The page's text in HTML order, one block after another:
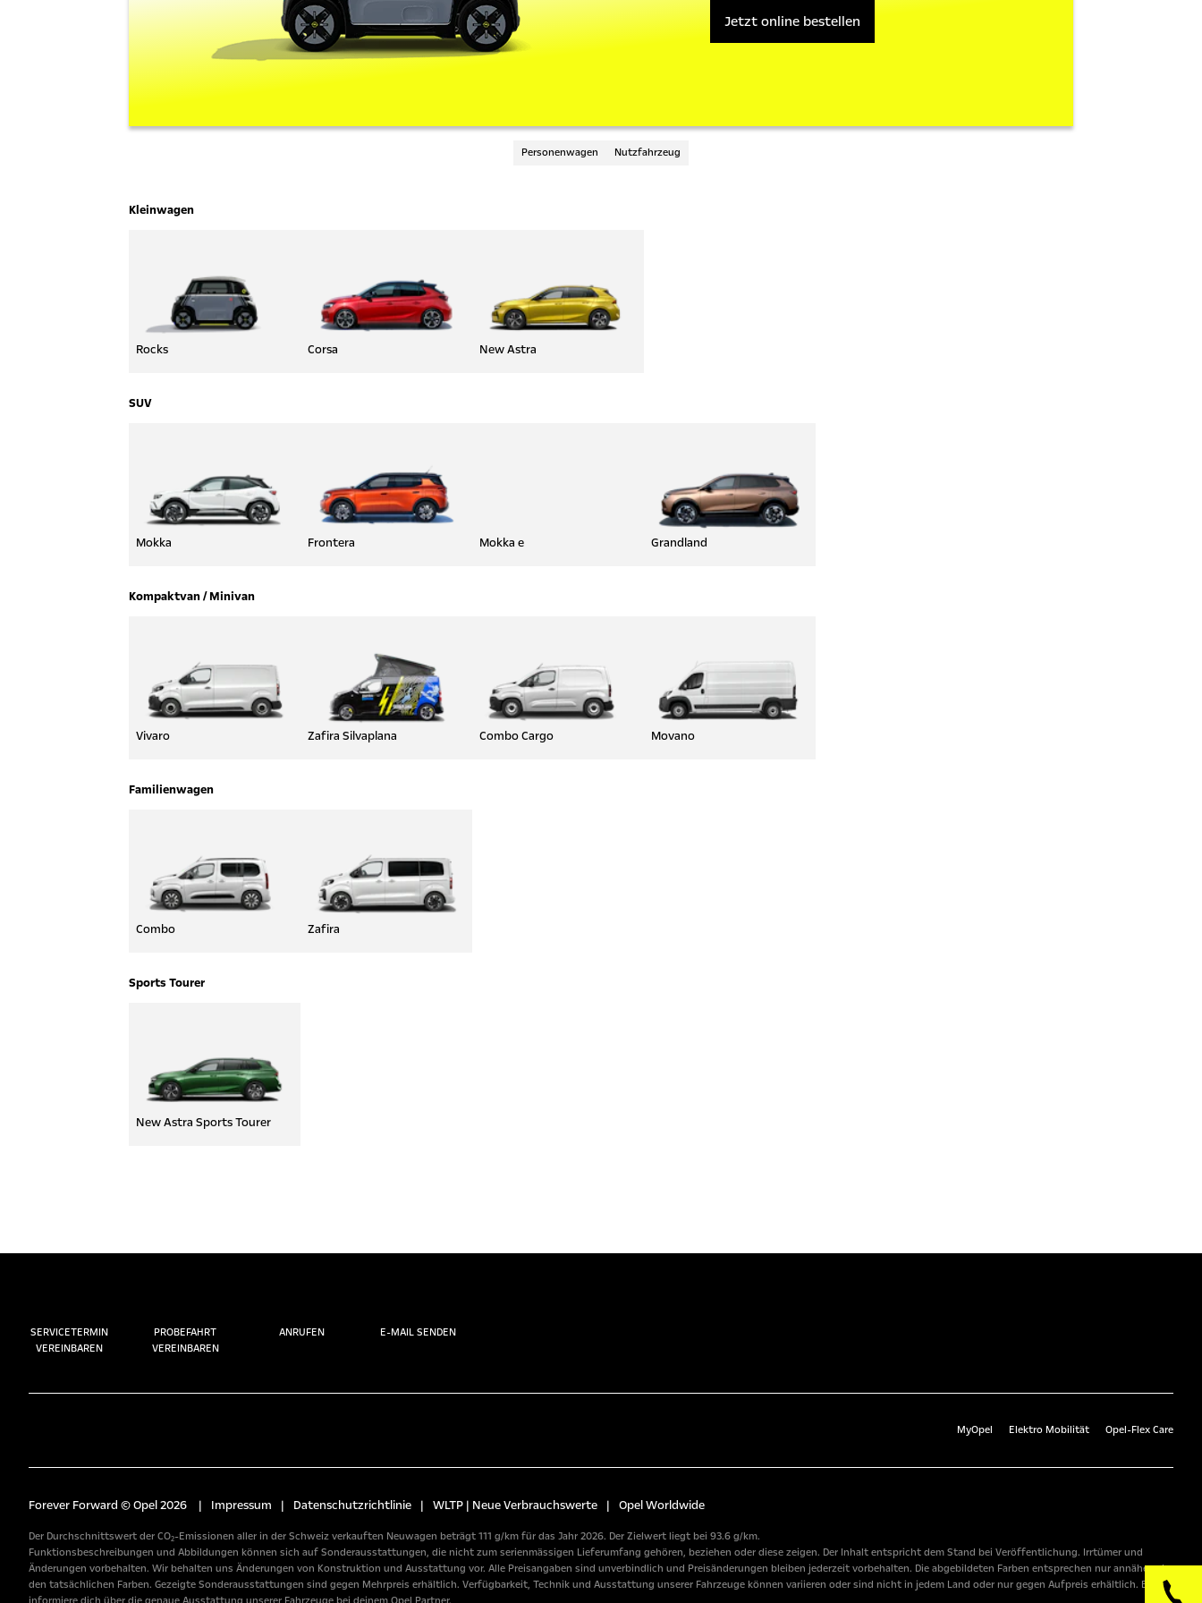
Jetzt online bestellen
Personenwagen Nutzfahrzeug
Kleinwagen
Rocks Corsa New Astra
SUV
Mokka Frontera Mokka e Grandland
Kompaktvan / Minivan
Vivaro Zafira Silvaplana Combo Cargo Movano
Familienwagen
Combo Zafira
Sports Tourer
New Astra Sports Tourer
SERVICETERMIN
VEREINBAREN
PROBEFAHRT
VEREINBAREN
ANRUFEN E-MAIL SENDEN
MyOpel Elektro Mobilität Opel-Flex Care
Forever Forward © Opel 2026 | Impressum | Datenschutzrichtlinie | WLTP | Neue Verbrauchswerte | Opel Worldwide
Der Durchschnittswert der CO₂-Emissionen aller in der Schweiz verkauften Neuwagen beträgt 111 g/km für das Jahr 2026. Der Zielwert liegt bei 93.6 g/km.
Funktionsbeschreibungen und Abbildungen können sich auf Sonderausstattungen, die nicht zum serienmässigen Lieferumfang gehören, beziehen oder diese zeigen. Der Inhalt entspricht dem Stand bei Veröffentlichung. Irrtümer und
Änderungen vorbehalten. Wir behalten uns Änderungen von Konstruktion und Ausstattung vor. Alle Preisangaben sind unverbindlich und Preisänderungen bleiben jederzeit vorbehalten. Die abgebildeten Farben entsprechen nur annähernd
den tatsächlichen Farben. Gezeigte Sonderausstattungen sind gegen Mehrpreis erhältlich. Verfügbarkeit, Technik und Ausstattung unserer Fahrzeuge können variieren oder sind nicht in jedem Land oder nur gegen Aufpreis erhältlich. Bitte